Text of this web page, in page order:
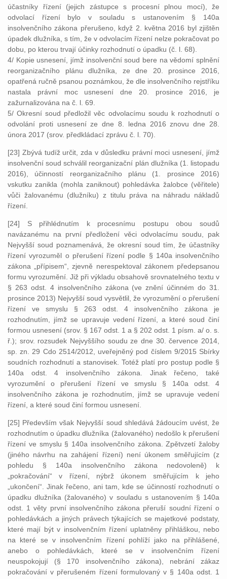
účastníky řízení (jejich zástupce s procesní plnou mocí), že
odvolací řízení bylo v souladu s ustanovením § 140a
insolvenčního zákona přerušeno, když 2. května 2016 byl zjištěn
úpadek dlužníka, s tím, že v odvolacím řízení nelze pokračovat po
dobu, po kterou trvají účinky rozhodnutí o úpadku (č. l. 68).
4/ Kopie usnesení, jímž insolvenční soud bere na vědomí splnění
reorganizačního plánu dlužníka, ze dne 20. prosince 2016,
opatřená ručně psanou poznámkou, že dle insolvenčního rejstříku
nastala právní moc usnesení dne 20. prosince 2016, je
zažurnalizována na č. l. 69.
5/ Okresní soud předložil věc odvolacímu soudu k rozhodnutí o
odvolání proti usnesení ze dne 8. ledna 2016 znovu dne 28.
února 2017 (srov. předkládací zprávu č. l. 70).
[23] Zbývá tudíž určit, zda v důsledku právní moci usnesení, jímž
insolvenční soud schválil reorganizační plán dlužníka (1. listopadu
2016), účinností reorganizačního plánu (1. prosince 2016)
vskutku zanikla (mohla zaniknout) pohledávka žalobce (věřitele)
vůči žalovanému (dlužníku) z titulu práva na náhradu nákladů
řízení.
[24] S přihlédnutím k procesnímu postupu obou soudů
navázanému na první předložení věci odvolacímu soudu, pak
Nejvyšší soud poznamenává, že okresní soud tím, že účastníky
řízení vyrozuměl o přerušení řízení podle § 140a insolvenčního
zákona „přípisem“, zjevně nerespektoval zákonem předepsanou
formu vyrozumění. Již při výkladu obsahově srovnatelného textu v
§ 263 odst. 4 insolvenčního zákona (ve znění účinném do 31.
prosince 2013) Nejvyšší soud vysvětlil, že vyrozumění o přerušení
řízení ve smyslu § 263 odst. 4 insolvenčního zákona je
rozhodnutím, jímž se upravuje vedení řízení, a které soud činí
formou usnesení (srov. § 167 odst. 1 a § 202 odst. 1 písm. a/ o. s.
ř.); srov. rozsudek Nejvyššího soudu ze dne 30. července 2014,
sp. zn. 29 Cdo 2514/2012, uveřejněný pod číslem 9/2015 Sbírky
soudních rozhodnutí a stanovisek. Totéž platí pro postup podle §
140a odst. 4 insolvenčního zákona. Jinak řečeno, také
vyrozumění o přerušení řízení ve smyslu § 140a odst. 4
insolvenčního zákona je rozhodnutím, jímž se upravuje vedení
řízení, a které soud činí formou usnesení.
[25] Především však Nejvyšší soud shledává žádoucím uvést, že
rozhodnutím o úpadku dlužníka (žalovaného) nedošlo k přerušení
řízení ve smyslu § 140a insolvenčního zákona. Zpětvzetí žaloby
(jiného návrhu na zahájení řízení) není úkonem směřujícím (z
pohledu § 140a insolvenčního zákona nedovoleně) k
„pokračování“ v řízení, nýbrž úkonem směřujícím k jeho
„ukončení“. Jinak řečeno, ani tam, kde se účinností rozhodnutí o
úpadku dlužníka (žalovaného) v souladu s ustanovením § 140a
odst. 1 věty první insolvenčního zákona přeruší soudní řízení o
pohledávkách a jiných právech týkajících se majetkové podstaty,
které mají být v insolvenčním řízení uplatněny přihláškou, nebo
na které se v insolvenčním řízení pohlíží jako na přihlášené,
anebo o pohledávkách, které se v insolvenčním řízení
neuspokojují (§ 170 insolvenčního zákona), nebrání zákaz
pokračování v přerušeném řízení formulovaný v § 140a odst. 1